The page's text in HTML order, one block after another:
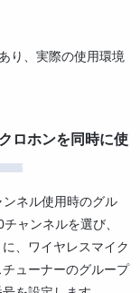
り、実際の使用環境
ロホンを同時に使
ネル使用時のグル
ャンネルを選び、
、ワイヤレスマイク
ューナーのグループ